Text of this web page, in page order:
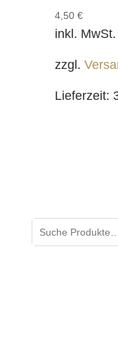
4,50 €
inkl. MwSt.
zzgl.
Lieferzeit: